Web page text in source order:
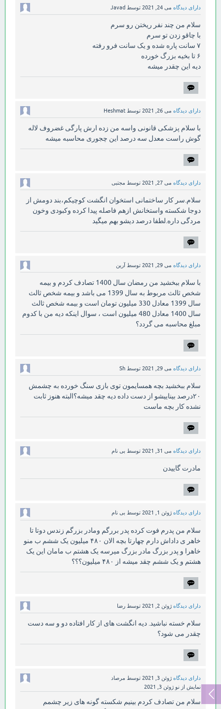
دارای دیدگاه می 24, 2021 توسط Javad
سلام من چند نفر ریختن رو سرم
با چاقو زدن تو سرم
۷ سانت پاره شده و یک سانت فرو رفته
۶ تا بخیه بزرگ خورده
دیه این چقدر میشه
دارای دیدگاه می 26, 2021 توسط Heshmat
با سلام پزشکی قانونی واسه من زده ارش پارگی غضروف لاله
گوش راست معدل سه درصد این چجوری محاسبه میشه
دارای دیدگاه می 27, 2021 توسط مجتبی
سلام.سر کار ساختمانی استخوان انگشت کوچیکم،بند دومش از
دوجا شکسته واستخانش ازهم فاصله پیدا کرده وکبودی وخون
مردگی داره.لطفا درصد دیشو بهم میگید
دارای دیدگاه می 29, 2021 توسط آرین
با سلام ببخشید من رمضان سال 1400 تصادف کردم و بیمه
شخص ثالث مربوط به سال 1399 می باشد و بیمه شخص ثالث
سال 1399 معادل 330 میلیون تومان است و بیمه شخص ثالث
سال 1400 معادل 480 میلیون است ، سوال اینکه دیه من با کدوم
مبلغ محاسبه می گردد؟
دارای دیدگاه می 29, 2021 توسط Sh
سلام ببخشید بچه همسایمون توی بازی سنگ خورده به چشمش
۲۰درصد بیناییشو از دست داده دیه چقد میشه؟البته هنوز ثابت
نشده کار بچه ماست
دارای دیدگاه می 31, 2021 توسط بی نام
مادرت گاییدن
دارای دیدگاه ژوئن 1, 2021 توسط بی نام
سلام من پدرم فوت کرده پدر بررگم ومادر بزرگم زندس دوتا تا
خاهر ی داداش دارم چهارتا بچه الان ۴۸۰ میلیون یک ششم ب منو
خاهرا و پدر بزرگ مادر بزرگ میرسه یک هشتم ب مامان این یک
هشتم و یک ششم چقد میشه از ۴۸۰ میلیون؟؟؟
دارای دیدگاه ژوئن 2, 2021 توسط رضا
سلام خسته نباشید. دیه انگشت های از کار افتاده دو و سه دست
چقدر می شود؟
دارای دیدگاه ژوئن 3, 2021 توسط مرصاد
نمایش از نو ژوئن 3, 2021
سلام من تصادف کردم بینیم شکسته گونه های زیر چشمم